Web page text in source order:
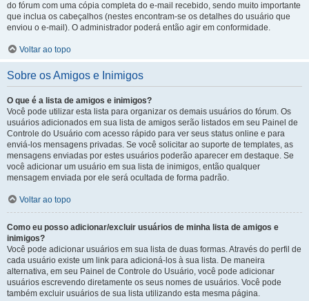
do fórum com uma cópia completa do e-mail recebido, sendo muito importante
que inclua os cabeçalhos (nestes encontram-se os detalhes do usuário que
enviou o e-mail). O administrador poderá então agir em conformidade.
Voltar ao topo
Sobre os Amigos e Inimigos
O que é a lista de amigos e inimigos?
Você pode utilizar esta lista para organizar os demais usuários do fórum. Os
usuários adicionados em sua lista de amigos serão listados em seu Painel de
Controle do Usuário com acesso rápido para ver seus status online e para
enviá-los mensagens privadas. Se você solicitar ao suporte de templates, as
mensagens enviadas por estes usuários poderão aparecer em destaque. Se
você adicionar um usuário em sua lista de inimigos, então qualquer
mensagem enviada por ele será ocultada de forma padrão.
Voltar ao topo
Como eu posso adicionar/excluir usuários de minha lista de amigos e
inimigos?
Você pode adicionar usuários em sua lista de duas formas. Através do perfil de
cada usuário existe um link para adicioná-los à sua lista. De maneira
alternativa, em seu Painel de Controle do Usuário, você pode adicionar
usuários escrevendo diretamente os seus nomes de usuários. Você pode
também excluir usuários de sua lista utilizando esta mesma página.